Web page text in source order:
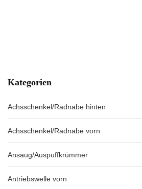
Kategorien
Achsschenkel/Radnabe hinten
Achsschenkel/Radnabe vorn
Ansaug/Auspuffkrümmer
Antriebswelle vorn